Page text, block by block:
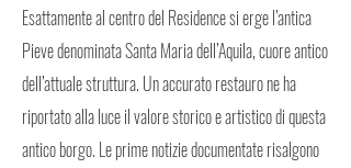
Esattamente al centro del Residence si erge l’antica
Pieve denominata Santa Maria dell’Aquila, cuore antico
dell’attuale struttura. Un accurato restauro ne ha
riportato alla luce il valore storico e artistico di questa
antico borgo. Le prime notizie documentate risalgono